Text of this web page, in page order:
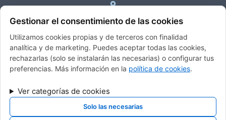
info@topbusinessevents.com
91 277 27 85
FINANCIADO POR LA UNIÓN EUROPEA CON EL PROGRAMA KIT
DIGITAL POR LOS FONDOS NEXT GENERATION (EU) DEL
Gestionar el consentimiento de las cookies
Utilizamos cookies propias y de terceros con finalidad
analítica y de marketing. Puedes aceptar todas las cookies,
rechazarlas (solo se instalarán las necesarias) o configurar tus
preferencias. Más información en la política de cookies.
Ver categorías de cookies
Solo las necesarias